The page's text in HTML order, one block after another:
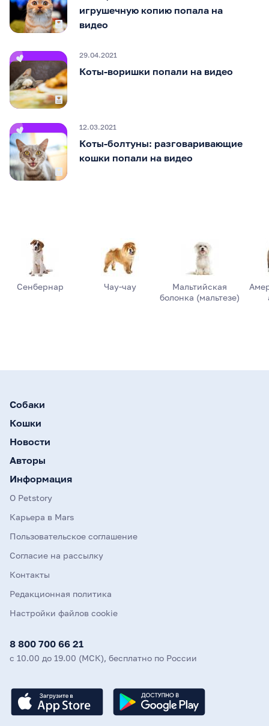
игрушечную копию попала на
видео
29.04.2021
Коты-воришки попали на видео
12.03.2021
Коты-болтуны: разговаривающие
кошки попали на видео
Сенбернар Чау-чау
Мальтийская
болонка (мальтезе)
Собаки
Кошки
Новости
Авторы
Информация
О Petstory
Карьера в Mars
Пользовательское соглашение
Согласие на рассылку
Контакты
Редакционная политика
Настройки файлов cookie
8 800 700 66 21
с 10.00 до 19.00 (МСК), бесплатно по России